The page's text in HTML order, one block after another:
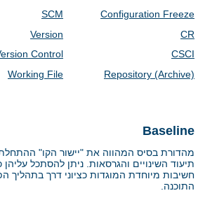
Configuration Freeze
CR
CSCI
Repository (Archive)
SCM
Version
Control
Working File
Baseline
מהדורת בסיס המהווה את "יישור הקו"
תיעוד השינויים והגרסאות. ניתן להסתכל
חשיבות מיוחדת המוגדות כציוני דרך בתהליך
התוכנה.